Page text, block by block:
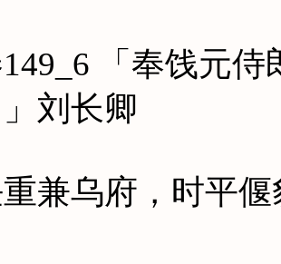
「奉饯元侍
刘长卿
乌府，时平偃